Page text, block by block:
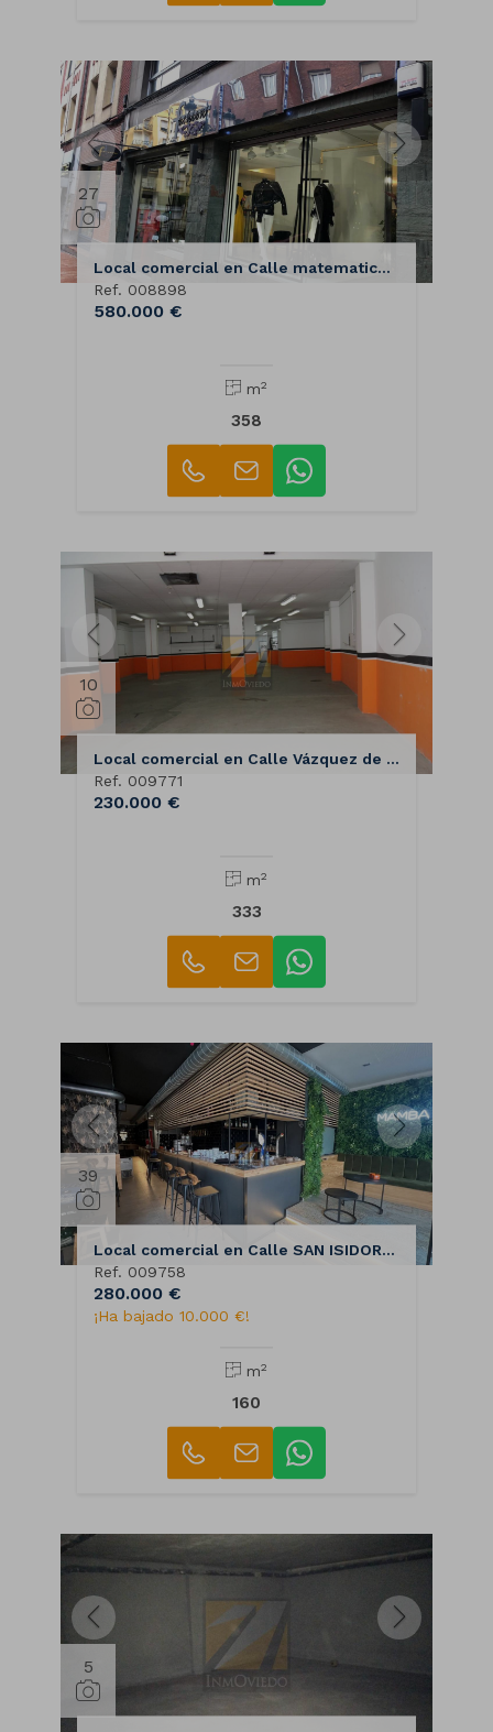
27
Local comercial en Calle matematico pedrayes
Ref. 008898
580.000 €
m2
358
10
Local comercial en Calle Vázquez de Mella
Ref. 009771
230.000 €
m2
333
39
Local comercial en Calle SAN ISIDORO, 18
Ref. 009758
280.000 €
¡Ha bajado 10.000 €!
m2
160
5